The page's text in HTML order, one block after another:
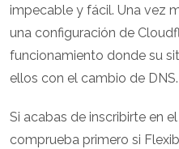
impecable y fácil. Una vez
una configuración de
funcionamiento donde su
ellos con el cambio de DNS.
Si acabas de inscribirte en
comprueba primero si